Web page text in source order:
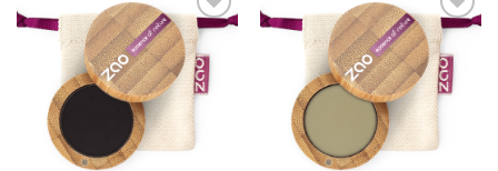
Añadir
a la
lista de
deseos
Añadir
a la
lista de
deseos